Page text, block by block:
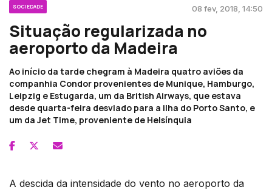
SOCIEDADE 08 fev, 2018, 14:50
Situação regularizada no
aeroporto da Madeira
Ao início da tarde chegram à Madeira quatro aviões da
companhia Condor provenientes de Munique, Hamburgo,
Leipzig e Estugarda, um da British Airways, que estava
desde quarta-feira desviado para a ilha do Porto Santo, e
um da Jet Time, proveniente de Helsínquia
A descida da intensidade do vento no aeroporto da